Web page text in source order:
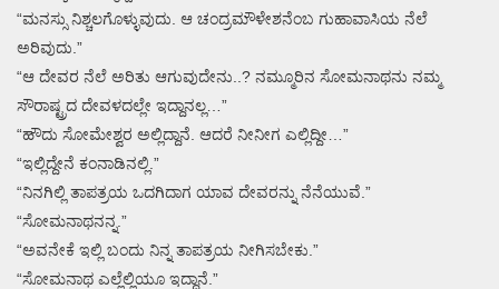
“ಮನಸ್ಸು ನಿಶ್ಚಲಗೊಳ್ಳುವುದು. ಆ ಚಂದ್ರಮೌಳೇಶನೆಂಬ ಗುಹಾವಾಸಿಯ ನೆಲೆ
ಅರಿವುದು.”
“ಆ ದೇವರ ನೆಲೆ ಅರಿತು ಆಗುವುದೇನು..? ನಮ್ಮೂರಿನ ಸೋಮನಾಥನು ನಮ್ಮ
ಸೌರಾಷ್ಟ್ರದ ದೇವಳದಲ್ಲೇ ಇದ್ದಾನಲ್ಲ…”
“ಹೌದು ಸೋಮೇಶ್ವರ ಅಲ್ಲಿದ್ದಾನೆ. ಆದರೆ ನೀನೀಗ ಎಲ್ಲಿದ್ದೀ…”
“ಇಲ್ಲಿದ್ದೇನೆ ಕಂನಾಡಿನಲ್ಲಿ.”
“ನಿನಗಿಲ್ಲಿ ತಾಪತ್ರಯ ಒದಗಿದಾಗ ಯಾವ ದೇವರನ್ನು ನೆನೆಯುವೆ.”
“ಸೋಮನಾಥನನ್ನ.”
“ಅವನೇಕೆ ಇಲ್ಲಿ ಬಂದು ನಿನ್ನ ತಾಪತ್ರಯ ನೀಗಿಸಬೇಕು.”
“ಸೋಮನಾಥ ಎಲ್ಲೆಲ್ಲಿಯೂ ಇದ್ದಾನೆ.”